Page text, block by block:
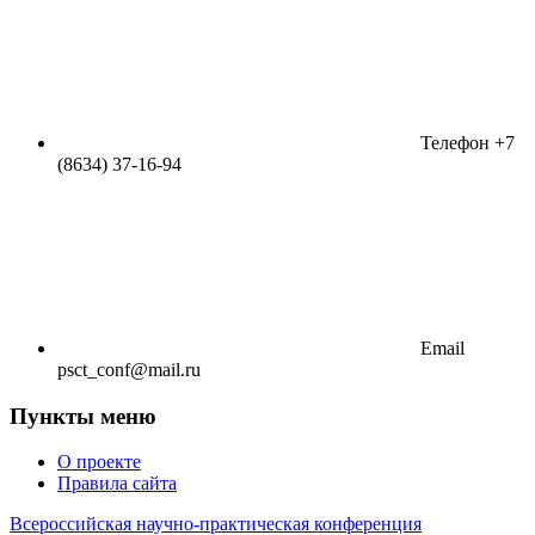
Телефон +7
(8634) 37-16-94
Email
psct_conf@mail.ru
Пункты меню
О проекте
Правила сайта
Всероссийская научно-практическая конференция